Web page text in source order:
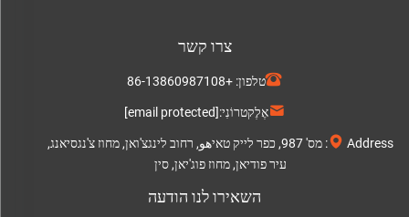
צרו קשר
טלפון: +86-13860987108
אֶלֶקטרוֹנִי:[email protected]
Address: מס' 987, כפר לייק טאיهو, רחוב לינגצ'ואן, מחוז צ'נגסיאנג,
עיר פודיאן, מחוז פוג'יאן, סין
השאירו לנו הודעה